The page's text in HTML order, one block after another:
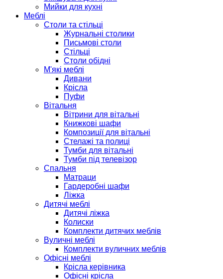
Мийки для кухні
Меблі
Столи та стільці
Журнальні столики
Письмові столи
Стільці
Столи обідні
М'які меблі
Дивани
Крісла
Пуфи
Вітальня
Вітрини для вітальні
Книжкові шафи
Композиції для вітальні
Стелажі та полиці
Тумби для вітальні
Тумби під телевізор
Спальня
Матраци
Гардеробні шафи
Ліжка
Дитячі меблі
Дитячі ліжка
Колиски
Комплекти дитячих меблів
Вуличні меблі
Комплекти вуличних меблів
Офісні меблі
Крісла керівника
Офісні крісла